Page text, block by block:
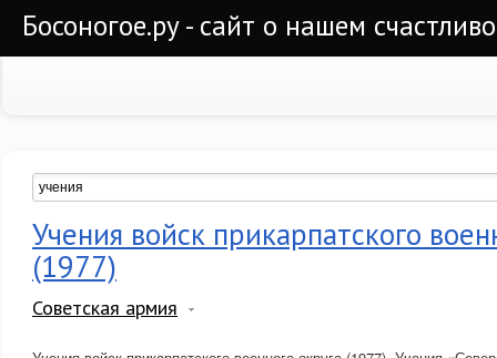
Босоногое.ру - сайт о нашем
Учения войск прикарпатского
(1977)
Советская армия